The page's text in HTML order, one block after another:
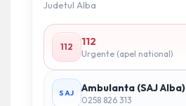
Judetul Alba
112 112
Urgente (apel national)
SAJ Ambulanta (SAJ Alba)
0258 826 313